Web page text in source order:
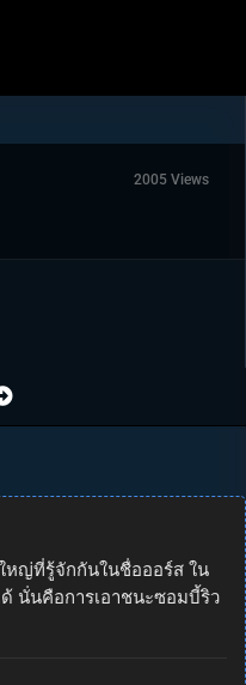
2005 Views
หญ่ที่รู้จักกันในชื่อออร์ส ใน
นั่นคือการเอาชนะซอมบี้ริว